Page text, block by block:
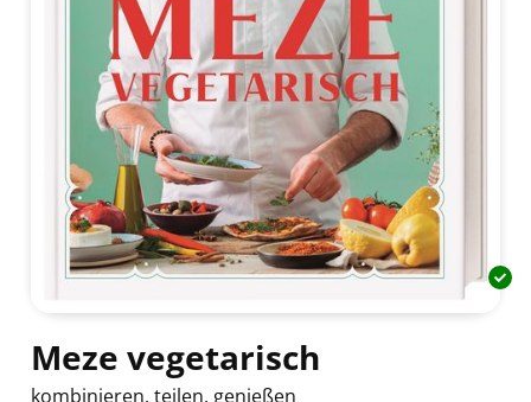
Meze vegetarisch
kombinieren, teilen, genießen